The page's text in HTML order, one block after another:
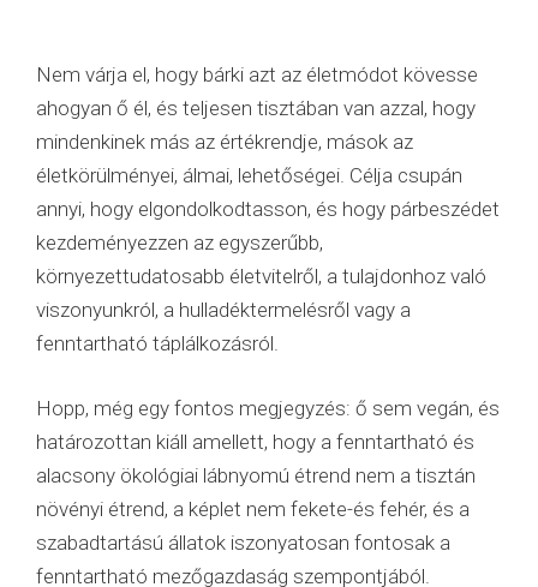
Nem várja el, hogy bárki azt az életmódot kövesse
ahogyan ő él, és teljesen tisztában van azzal, hogy
mindenkinek más az értékrendje, mások az
életkörülményei, álmai, lehetőségei. Célja csupán
annyi, hogy elgondolkodtasson, és hogy párbeszédet
kezdeményezzen az egyszerűbb,
környezettudatosabb életvitelről, a tulajdonhoz való
viszonyunkról, a hulladéktermelésről vagy a
fenntartható táplálkozásról.
Hopp, még egy fontos megjegyzés: ő sem vegán, és
határozottan kiáll amellett, hogy a fenntartható és
alacsony ökológiai lábnyomú étrend nem a tisztán
növényi étrend, a képlet nem fekete-és fehér, és a
szabadtartású állatok iszonyatosan fontosak a
fenntartható mezőgazdaság szempontjából.